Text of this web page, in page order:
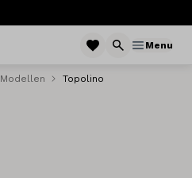
Menu
Modellen Topolino